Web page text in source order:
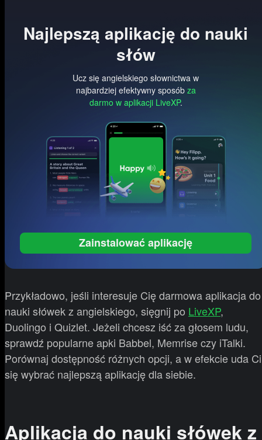
Najlepszą aplikację do nauki
słów
Ucz się angielskiego słownictwa w
najbardziej efektywny sposób za
darmo w aplikacji LiveXP.
Zainstalować aplikację
Przykładowo, jeśli interesuje Cię darmowa aplikacja do
nauki słówek z angielskiego, sięgnij po LiveXP,
Duolingo i Quizlet. Jeżeli chcesz iść za głosem ludu,
sprawdź popularne apki Babbel, Memrise czy iTalki.
Porównaj dostępność różnych opcji, a w efekcie uda Ci
się wybrać najlepszą aplikację dla siebie.
Aplikacja do nauki słówek z